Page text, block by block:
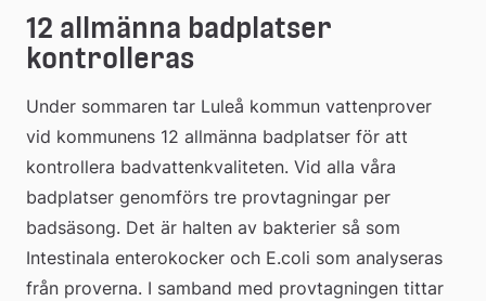
12 allmänna badplatser
kontrolleras
Under sommaren tar Luleå kommun vattenprover
vid kommunens 12 allmänna badplatser för att
kontrollera badvattenkvaliteten. Vid alla våra
badplatser genomförs tre provtagningar per
badsäsong. Det är halten av bakterier så som
Intestinala enterokocker och E.coli som analyseras
från proverna. I samband med provtagningen tittar